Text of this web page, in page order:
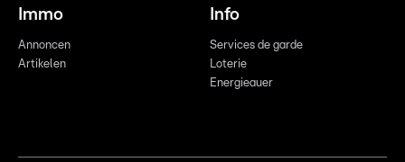
Immo
Annoncen
Artikelen
Info
Services de garde
Loterie
Energieauer